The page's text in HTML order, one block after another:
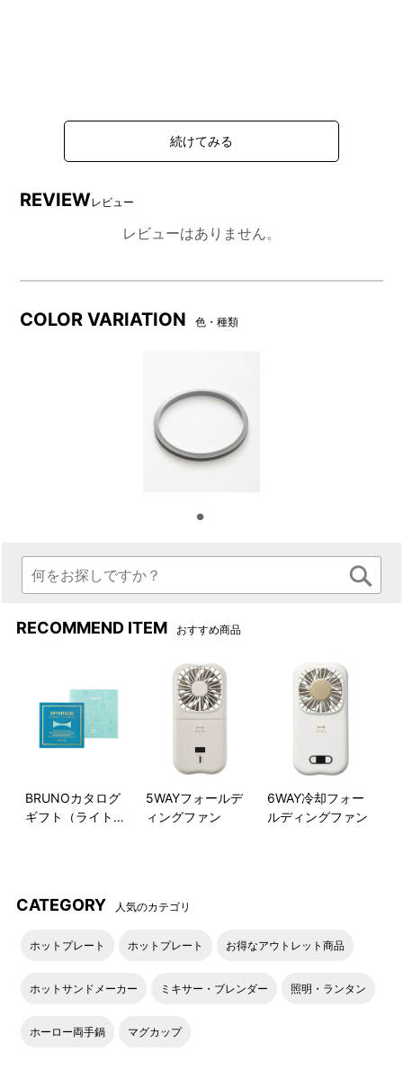
REVIEWレビュー
レビューはありません。
COLOR VARIATION 色・種類
RECOMMEND ITEM おすすめ商品
BRUNOカタログ
ギフト（ライトブ
5WAYフォールデ
ィングファン
6WAY冷却フォー
ルディングファン
CATEGORY 人気のカテゴリ
ホットプレート ホットプレート お得なアウトレット商品
ホットサンドメーカー ミキサー・ブレンダー 照明・ランタン
ホーロー両手鍋 マグカップ